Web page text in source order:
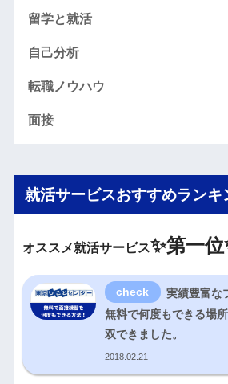
留学と就活
自己分析
転職ノウハウ
面接
就活サービスおすすめランキ
オススメ就活サービス✨第一位
実績豊富な
無料で何度もできる場
双できました。
2018.02.21